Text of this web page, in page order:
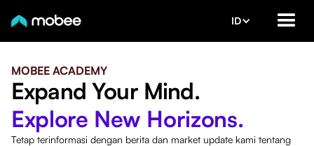
ID
MOBEE ACADEMY
Expand Your Mind.
Explore New Horizons.
Tetap terinformasi dengan berita dan market update kami tentang